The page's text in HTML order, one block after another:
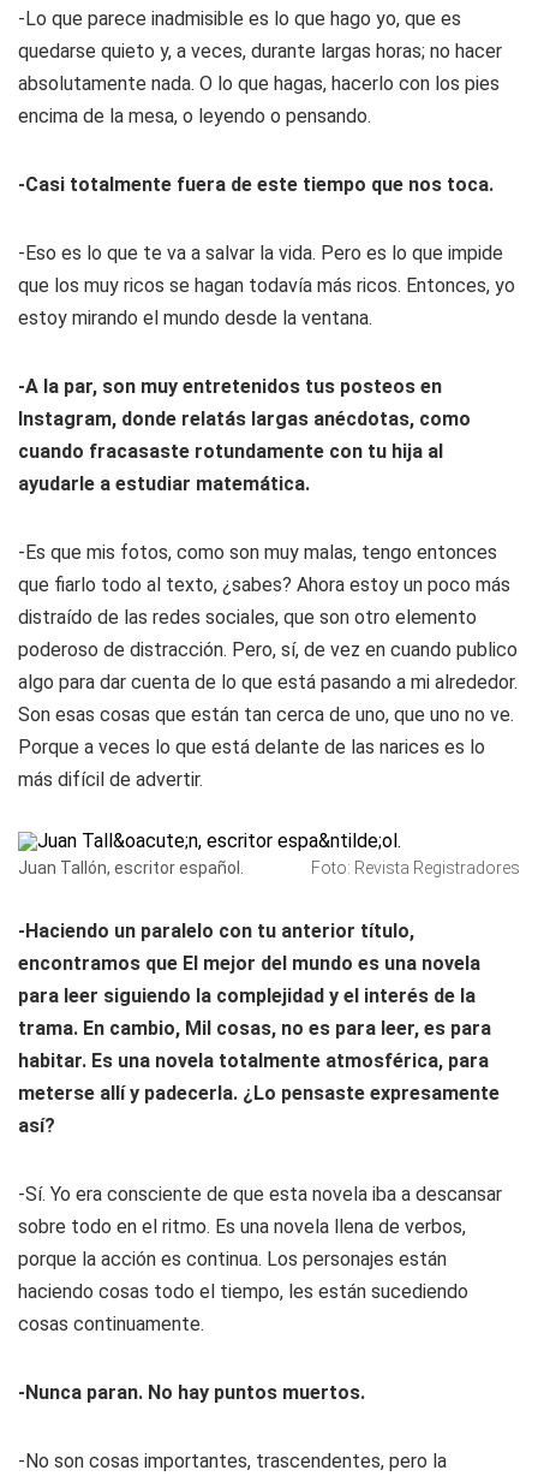
-Lo que parece inadmisible es lo que hago yo, que es
quedarse quieto y, a veces, durante largas horas; no hacer
absolutamente nada. O lo que hagas, hacerlo con los pies
encima de la mesa, o leyendo o pensando.
-Casi totalmente fuera de este tiempo que nos toca.
-Eso es lo que te va a salvar la vida. Pero es lo que impide
que los muy ricos se hagan todavía más ricos. Entonces, yo
estoy mirando el mundo desde la ventana.
-A la par, son muy entretenidos tus posteos en
Instagram, donde relatás largas anécdotas, como
cuando fracasaste rotundamente con tu hija al
ayudarle a estudiar matemática.
-Es que mis fotos, como son muy malas, tengo entonces
que fiarlo todo al texto, ¿sabes? Ahora estoy un poco más
distraído de las redes sociales, que son otro elemento
poderoso de distracción. Pero, sí, de vez en cuando publico
algo para dar cuenta de lo que está pasando a mi alrededor.
Son esas cosas que están tan cerca de uno, que uno no ve.
Porque a veces lo que está delante de las narices es lo
más difícil de advertir.
Juan Tallón, escritor español. Foto: Revista Registradores
-Haciendo un paralelo con tu anterior título,
encontramos que El mejor del mundo es una novela
para leer siguiendo la complejidad y el interés de la
trama. En cambio, Mil cosas, no es para leer, es para
habitar. Es una novela totalmente atmosférica, para
meterse allí y padecerla. ¿Lo pensaste expresamente
así?
-Sí. Yo era consciente de que esta novela iba a descansar
sobre todo en el ritmo. Es una novela llena de verbos,
porque la acción es continua. Los personajes están
haciendo cosas todo el tiempo, les están sucediendo
cosas continuamente.
-Nunca paran. No hay puntos muertos.
-No son cosas importantes, trascendentes, pero la